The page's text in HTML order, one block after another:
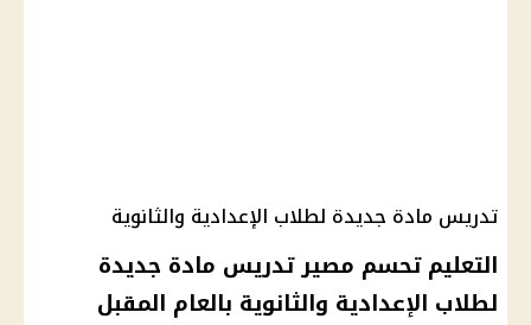
تدريس مادة جديدة لطلاب الإعدادية والثانوية
التعليم تحسم مصير تدريس مادة جديدة
لطلاب الإعدادية والثانوية بالعام المقبل